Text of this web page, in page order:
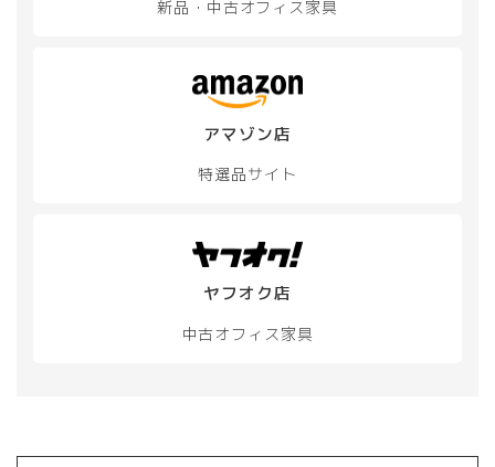
新品・中古オフィス家具
アマゾン店
特選品サイト
ヤフオク店
中古オフィス家具